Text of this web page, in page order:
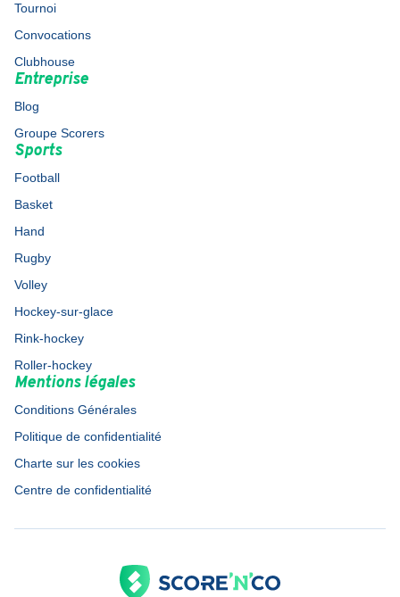
Tournoi
Convocations
Clubhouse
Entreprise
Blog
Groupe Scorers
Sports
Football
Basket
Hand
Rugby
Volley
Hockey-sur-glace
Rink-hockey
Roller-hockey
Mentions légales
Conditions Générales
Politique de confidentialité
Charte sur les cookies
Centre de confidentialité